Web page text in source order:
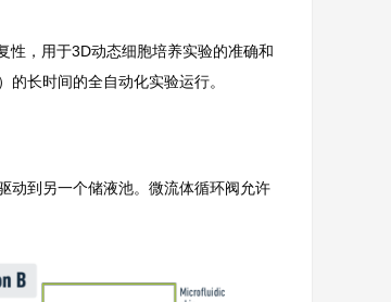
性，用于3D动态细胞培养实验的准确和
长时间的全自动化实验运行。
动到另一个储液池。微流体循环阀允许